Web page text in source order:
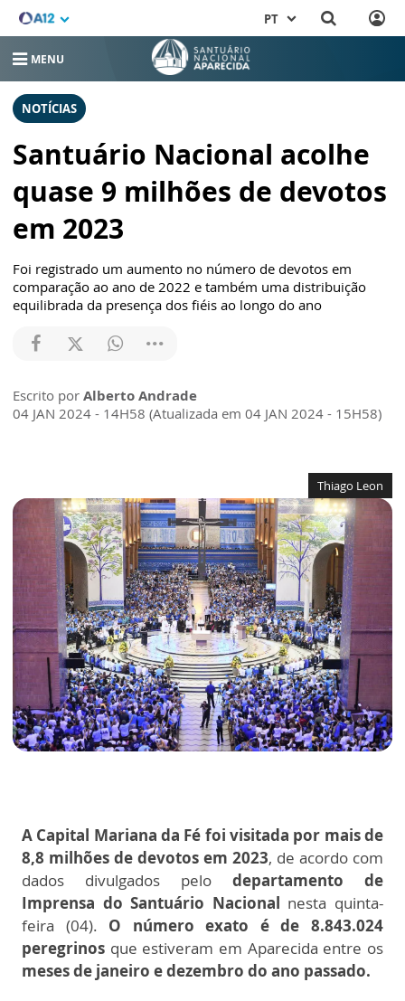
PT
MENU
NOTÍCIAS
Santuário Nacional acolhe
quase 9 milhões de devotos
em 2023
Foi registrado um aumento no número de devotos em
comparação ao ano de 2022 e também uma distribuição
equilibrada da presença dos fiéis ao longo do ano
Escrito por Alberto Andrade
04 JAN 2024 - 14H58 (Atualizada em 04 JAN 2024 - 15H58)
Thiago Leon
A Capital Mariana da Fé foi visitada por mais de
8,8 milhões de devotos em 2023, de acordo com
dados divulgados pelo departamento de
Imprensa do Santuário Nacional nesta quinta-
feira (04). O número exato é de 8.843.024
peregrinos que estiveram em Aparecida entre os
meses de janeiro e dezembro do ano passado.